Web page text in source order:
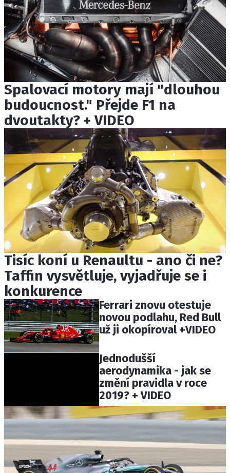
Spalovací motory mají "dlouhou
budoucnost." Přejde F1 na
dvoutakty? + VIDEO
Tisíc koní u Renaultu - ano či ne?
Taffin vysvětluje, vyjadřuje se i
konkurence
Ferrari znovu otestuje
novou podlahu, Red Bull
už ji okopíroval +VIDEO
Jednodušší
aerodynamika - jak se
změní pravidla v roce
2019? + VIDEO